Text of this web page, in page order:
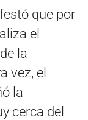
que por
el
la
vez, el
la
cerca del